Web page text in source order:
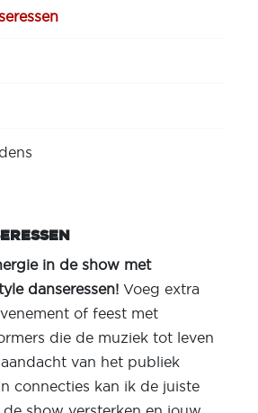
in de show met
danseressen! Voeg extra
of feest met
die de muziek tot leven
van het publiek
connecties kan ik de juiste